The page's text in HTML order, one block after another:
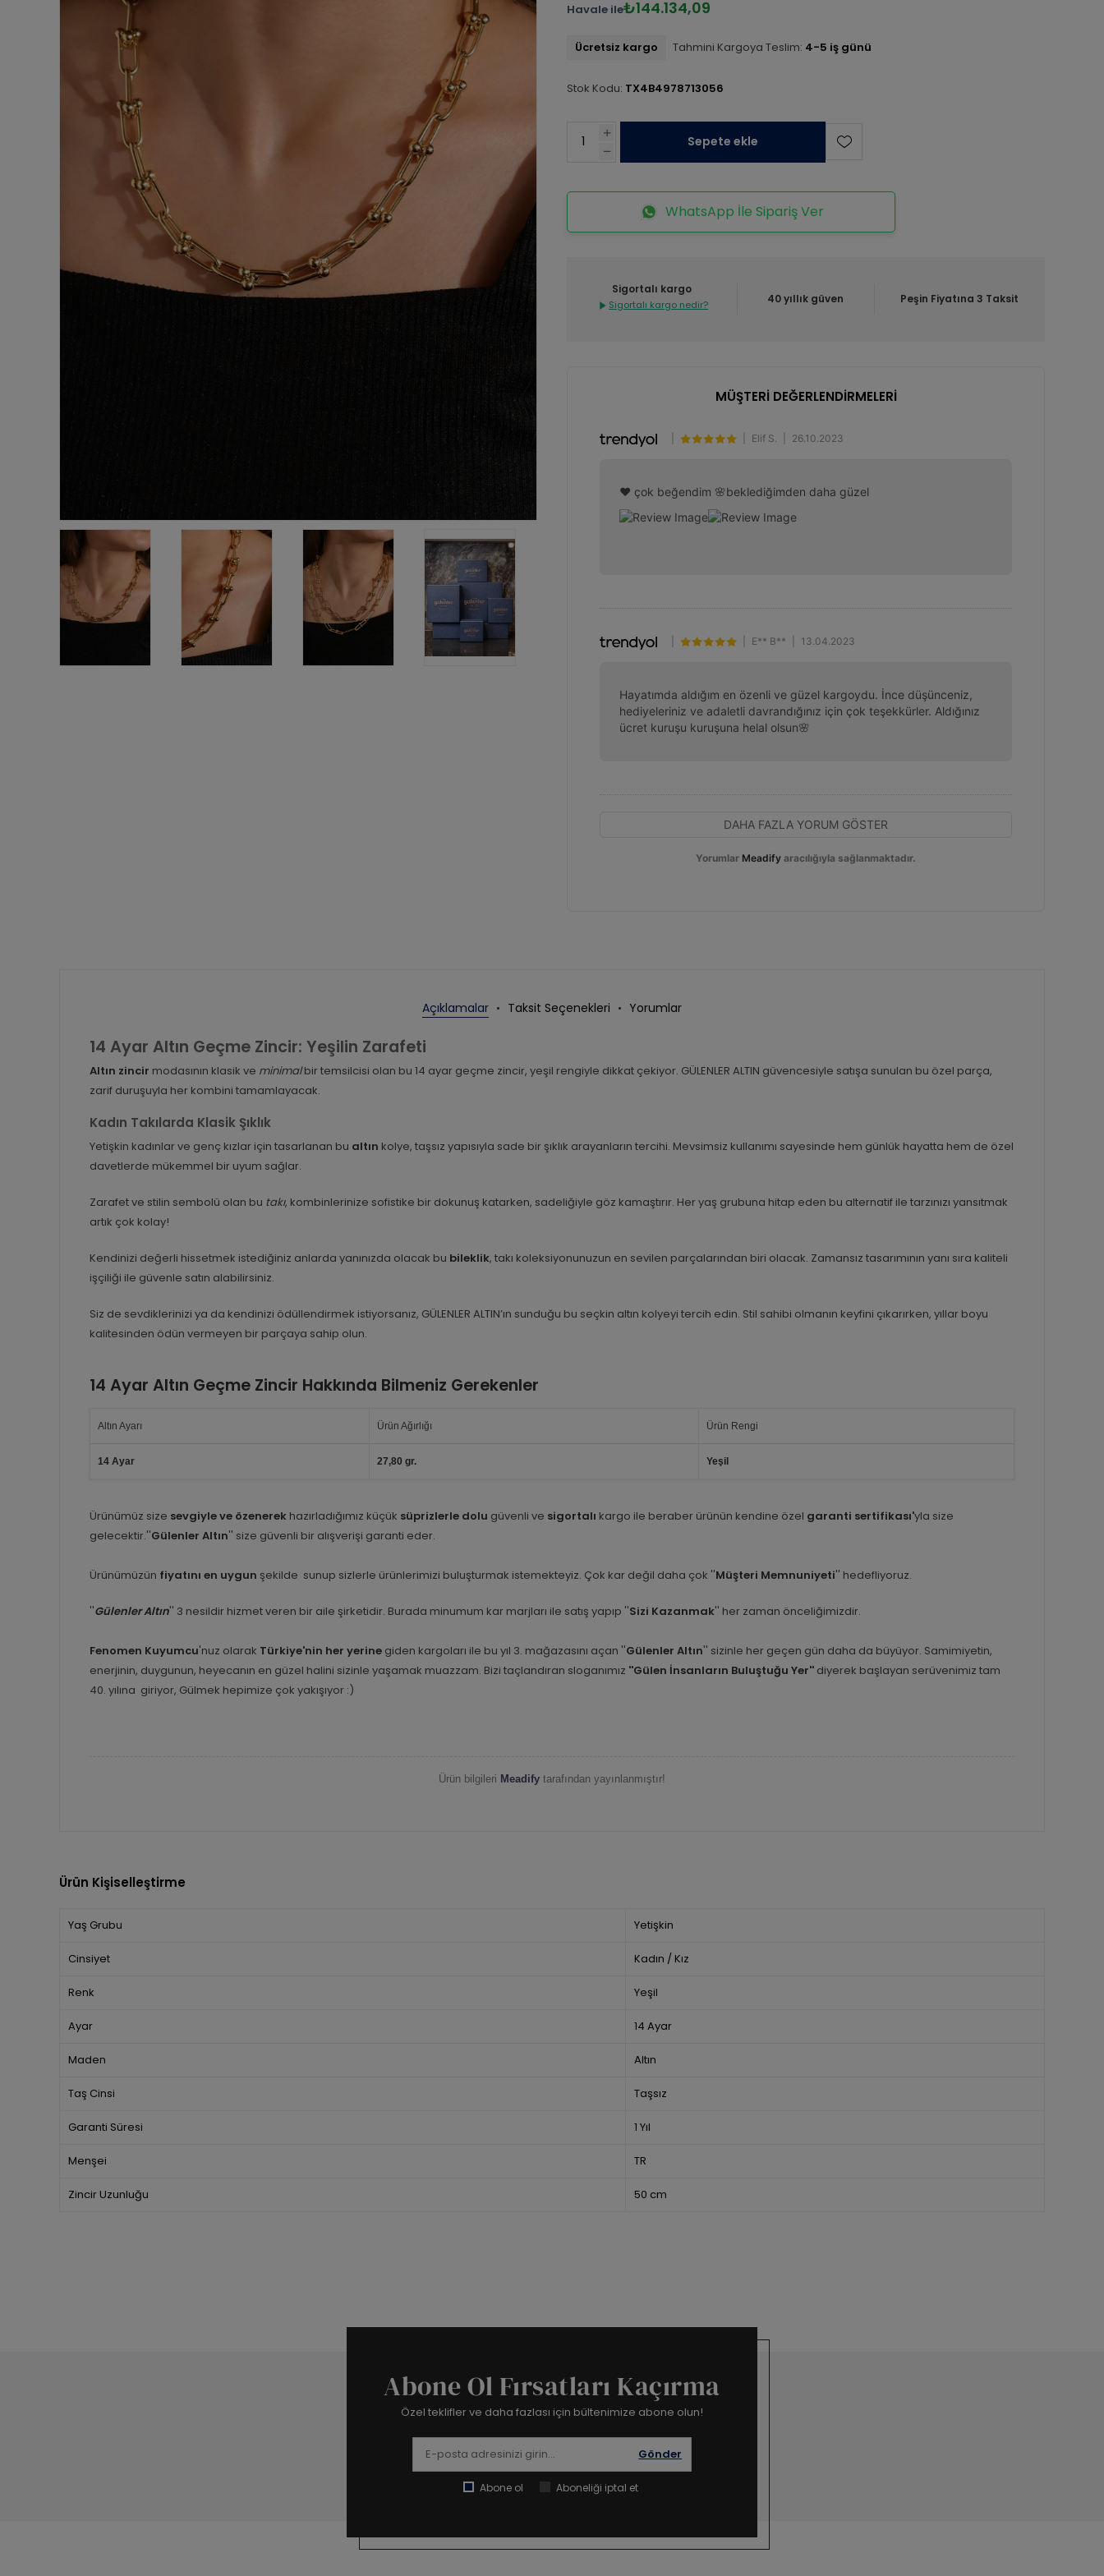
Havale ile₺144.134,09
Ücretsiz kargo Tahmini Kargoya Teslim: 4-5 iş günü
Stok Kodu: TX4B4978713056
Sepete ekle
WhatsApp İle Sipariş Ver
Sigortalı kargo
Sigortalı kargo nedir? 40 yıllık güven Peşin Fiyatına 3 Taksit
MÜŞTERİ DEĞERLENDİRMELERİ
Elif S. 26.10.2023
❤️ çok beğendim 🌸beklediğimden daha güzel
E** B** 13.04.2023
Hayatımda aldığım en özenli ve güzel kargoydu. İnce düşünceniz,
hediyeleriniz ve adaletli davrandığınız için çok teşekkürler. Aldığınız
ücret kuruşu kuruşuna helal olsun🌸
DAHA FAZLA YORUM GÖSTER
Yorumlar Meadify aracılığıyla sağlanmaktadır.
Açıklamalar Taksit Seçenekleri Yorumlar
14 Ayar Altın Geçme Zincir: Yeşilin Zarafeti
Altın zincir modasının klasik ve minimalbir temsilcisi olan bu 14 ayar geçme zincir, yeşil rengiyle dikkat çekiyor. GÜLENLER ALTIN güvencesiyle satışa sunulan bu özel parça,
zarif duruşuyla her kombini tamamlayacak.
Kadın Takılarda Klasik Şıklık
Yetişkin kadınlar ve genç kızlar için tasarlanan bu altın kolye, taşsız yapısıyla sade bir şıklık arayanların tercihi. Mevsimsiz kullanımı sayesinde hem günlük hayatta hem de özel
davetlerde mükemmel bir uyum sağlar.
Zarafet ve stilin sembolü olan bu takı, kombinlerinize sofistike bir dokunuş katarken, sadeliğiyle göz kamaştırır. Her yaş grubuna hitap eden bu alternatif ile tarzınızı yansıtmak
artık çok kolay!
Kendinizi değerli hissetmek istediğiniz anlarda yanınızda olacak bu bileklik, takı koleksiyonunuzun en sevilen parçalarından biri olacak. Zamansız tasarımının yanı sıra kaliteli
işçiliği ile güvenle satın alabilirsiniz.
Siz de sevdiklerinizi ya da kendinizi ödüllendirmek istiyorsanız, GÜLENLER ALTIN’ın sunduğu bu seçkin altın kolyeyi tercih edin. Stil sahibi olmanın keyfini çıkarırken, yıllar boyu
kalitesinden ödün vermeyen bir parçaya sahip olun.
14 Ayar Altın Geçme Zincir Hakkında Bilmeniz Gerekenler
Altın Ayarı Ürün Ağırlığı Ürün Rengi
14 Ayar 27,80 gr. Yeşil
Ürünümüz size sevgiyle ve özenerek hazırladığımız küçük süprizlerle dolu güvenli ve sigortalı kargo ile beraber ürünün kendine özel garanti sertifikası'yla size
gelecektir.''Gülenler Altın'' size güvenli bir alışverişi garanti eder.
Ürünümüzün fiyatını en uygun şekilde sunup sizlerle ürünlerimizi buluşturmak istemekteyiz. Çok kar değil daha çok ''Müşteri Memnuniyeti'' hedefliyoruz.
''Gülenler Altın'' 3 nesildir hizmet veren bir aile şirketidir. Burada minumum kar marjları ile satış yapıp ''Sizi Kazanmak'' her zaman önceliğimizdir.
Fenomen Kuyumcu'nuz olarak Türkiye'nin her yerine giden kargoları ile bu yıl 3. mağazasını açan ''Gülenler Altın'' sizinle her geçen gün daha da büyüyor. Samimiyetin,
enerjinin, duygunun, heyecanın en güzel halini sizinle yaşamak muazzam. Bizi taçlandıran sloganımız ''Gülen İnsanların Buluştuğu Yer'' diyerek başlayan serüvenimiz tam
40. yılına giriyor, Gülmek hepimize çok yakışıyor :)
Ürün bilgileri Meadify tarafından yayınlanmıştır!
Ürün Kişiselleştirme
Yaş Grubu Yetişkin
Cinsiyet Kadın / Kız
Renk Yeşil
Ayar 14 Ayar
Maden Altın
Taş Cinsi Taşsız
Garanti Süresi 1 Yıl
Menşei TR
Zincir Uzunluğu 50 cm
Abone Ol Fırsatları Kaçırma
Özel teklifler ve daha fazlası için bültenimize abone olun!
Gönder
Abone ol Aboneliği iptal et